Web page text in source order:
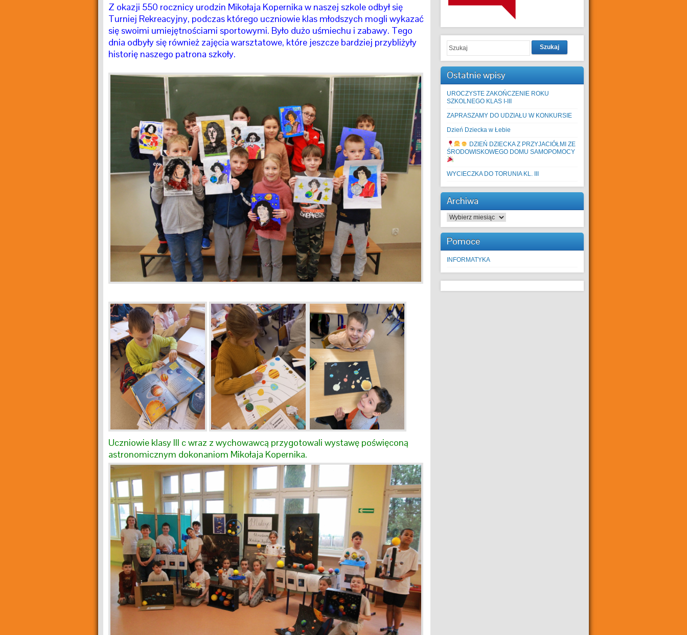
Z okazji 550 rocznicy urodzin Mikołaja Kopernika w naszej szkole odbył się
Turniej Rekreacyjny, podczas którego uczniowie klas młodszych mogli wykazać
się swoimi umiejętnościami sportowymi. Było dużo uśmiechu i zabawy. Tego
dnia odbyły się również zajęcia warsztatowe, które jeszcze bardziej przybliżyły
historię naszego patrona szkoły.
Uczniowie klasy III c wraz z wychowawcą przygotowali wystawę poświęconą
astronomicznym dokonaniom Mikołaja Kopernika.
Szukaj
Ostatnie wpisy
UROCZYSTE ZAKOŃCZENIE ROKU
SZKOLNEGO KLAS I-III
ZAPRASZAMY DO UDZIAŁU W KONKURSIE
Dzień Dziecka w Łebie
DZIEŃ DZIECKA Z PRZYJACIÓŁMI ZE
ŚRODOWISKOWEGO DOMU SAMOPOMOCY
WYCIECZKA DO TORUNIA KL. III
Archiwa
Archiwa
Pomoce
INFORMATYKA